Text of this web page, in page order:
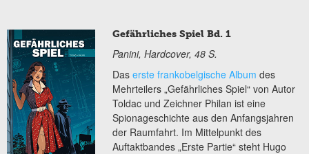
Gefährliches Spiel Bd. 1
Panini, Hardcover, 48 S.
Daserste frankobelgische Album des
Mehrteilers „Gefährliches Spiel“ von Autor
Toldac und Zeichner Philan ist eine
Spionageschichte aus den Anfangsjahren
der Raumfahrt. Im Mittelpunkt des
Auftaktbandes „Erste Partie“ steht Hugo